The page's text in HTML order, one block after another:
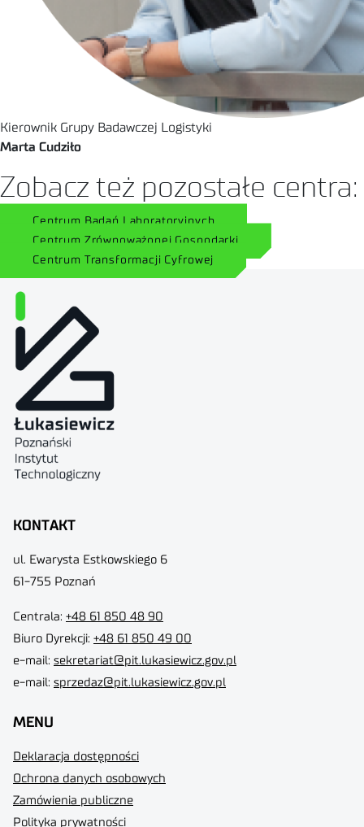
Kierownik Grupy Badawczej Logistyki
Marta Cudziło
Zobacz też pozostałe centra:
Centrum Badań Laboratoryjnych
Centrum Zrównoważonej Gospodarki
Centrum Transformacji Cyfrowej
KONTAKT
ul. Ewarysta Estkowskiego 6
61-755 Poznań
Centrala: +48 61 850 48 90
Biuro Dyrekcji: +48 61 850 49 00
e-mail: sekretariat@pit.lukasiewicz.gov.pl
e-mail: sprzedaz@pit.lukasiewicz.gov.pl
MENU
Deklaracja dostępności
Ochrona danych osobowych
Zamówienia publiczne
Polityka prywatności